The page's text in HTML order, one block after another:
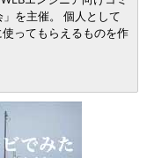
を主催。 個人として
ってもらえるものを作